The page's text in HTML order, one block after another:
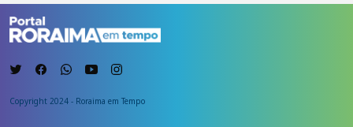
Copyright 2024 - Roraima em Tempo